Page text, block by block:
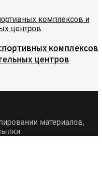
комплексов
центров
материалов,